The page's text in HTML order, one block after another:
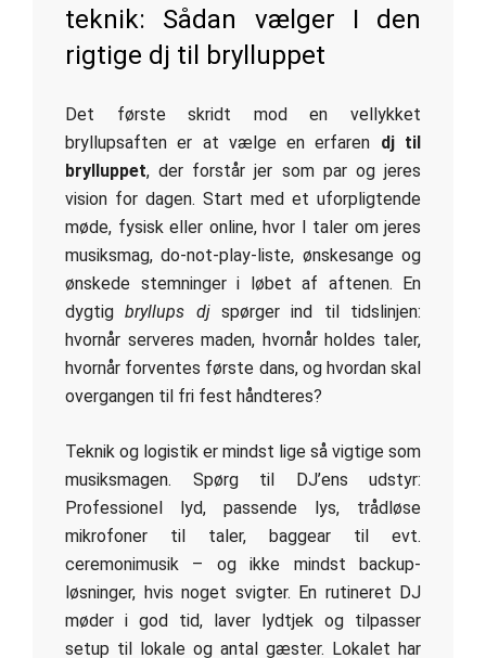
teknik: Sådan vælger I den
rigtige dj til brylluppet
Det første skridt mod en vellykket
bryllupsaften er at vælge en erfaren dj til
brylluppet, der forstår jer som par og jeres
vision for dagen. Start med et uforpligtende
møde, fysisk eller online, hvor I taler om jeres
musiksmag, do-not-play-liste, ønskesange og
ønskede stemninger i løbet af aftenen. En
dygtigbryllups djspørger ind til tidslinjen:
hvornår serveres maden, hvornår holdes taler,
hvornår forventes første dans, og hvordan skal
overgangen til fri fest håndteres?
Teknik og logistik er mindst lige så vigtige som
musiksmagen. Spørg til DJ’ens udstyr:
Professionel lyd, passende lys, trådløse
mikrofoner til taler, baggear til evt.
ceremonimusik – og ikke mindst backup-
løsninger, hvis noget svigter. En rutineret DJ
møder i god tid, laver lydtjek og tilpasser
setup til lokale og antal gæster. Lokalet har